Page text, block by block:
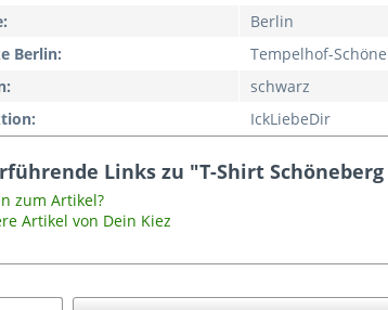
Berlin
Berlin:
Tempelhof-
schwarz
IckLiebeDir
Links zu "T-Shirt
zum Artikel?
Artikel von Dein Kiez